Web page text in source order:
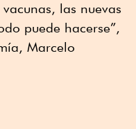
las nuevas
puede hacerse”,
Marcelo